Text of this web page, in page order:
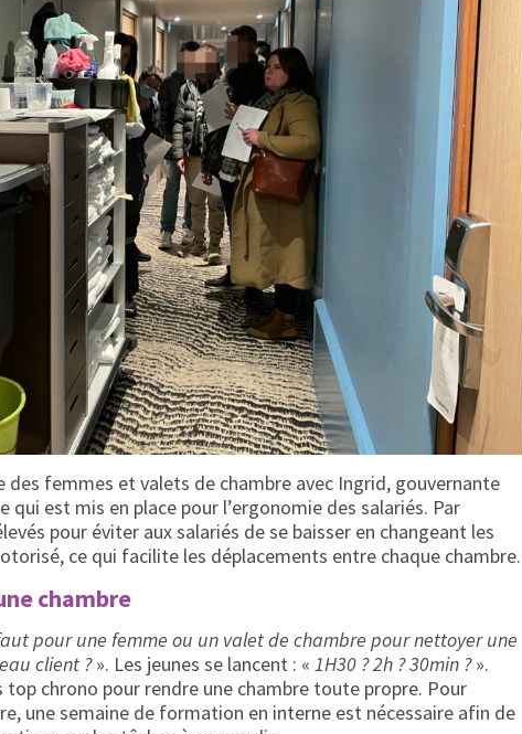
femmes et valets de chambre avec Ingrid, gouvernante
est mis en place pour l’ergonomie des salariés. Par
pour éviter aux salariés de se baisser en changeant les
ce qui facilite les déplacements entre chaque chambre.
chambre
pour une femme ou un valet de chambre pour nettoyer une
client ?». Les jeunes se lancent : « 1H30 ? 2h ? 30min ?».
top chrono pour rendre une chambre toute propre. Pour
une semaine de formation en interne est nécessaire afin de